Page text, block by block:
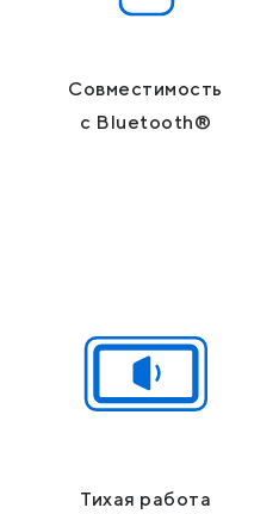
Совместимость
с Bluetooth®
Тихая работа